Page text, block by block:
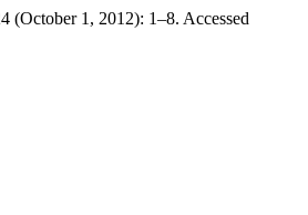
(October 1, 2012): 1–8. Accessed